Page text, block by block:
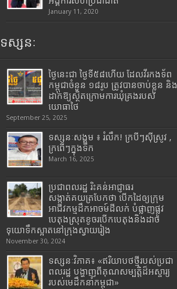
January 11, 2020
ទស្សនៈ
ថ្ងៃនេះជា ថ្ងៃទី៥៨ហើយ ដែលវីរកងទ័ព
កម្ពុជាចំនួន ១៨រូប ត្រូវបានចាប់ខ្លួន និង
ដាក់ឱ្យស្ថិតក្រោមការឃុំគ្រងរបស់
យោធាថៃ
September 25, 2025
ទស្សនៈសង្គម ៖ រំលឹក! ក្របីៗស៊ីស្រូវ ,
ក្រពើៗក្នុងទឹក
March 16, 2025
ប្រជាពលរដ្ឋ រិះគន់អាជ្ញាធរ
សង្កាត់គយត្របែកថា បើកដៃឲ្យក្រុម
អាជីវកម្មដឹកអាចម៍ដីលក់ បំផ្លាញផ្លូវ
បេតុងស្រុតខូចរបើកបេតុងនិងដាច់
ទុយោទឹកស្អាតនៅក្រុងស្វាយរៀង
November 30, 2024
ទស្សនៈវិភាគ៖ «ឥរិយាបថថ្មីរបស់ប្រជា
ពលរដ្ឋ បង្ហាញពីគុណសម្បត្តិដ៏អស្ចារ្យ
របស់មេដឹកនាំកម្ពុជា»